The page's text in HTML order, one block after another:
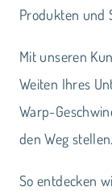
Produkten und
Mit unseren
Weiten Ihres
Warp-
den Weg stellen.
So entdecken